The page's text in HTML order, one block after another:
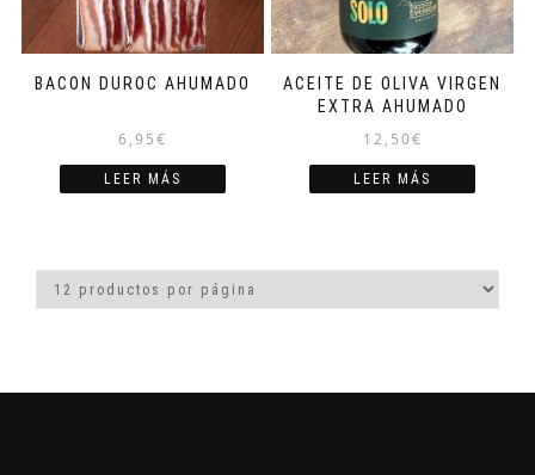
BACON DUROC AHUMADO
6,95€
LEER MÁS
ACEITE DE OLIVA VIRGEN
EXTRA AHUMADO
12,50€
LEER MÁS